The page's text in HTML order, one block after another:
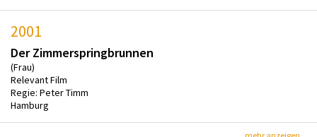
2001
Der Zimmerspringbrunnen
(Frau)
Relevant Film
Regie: Peter Timm
Hamburg